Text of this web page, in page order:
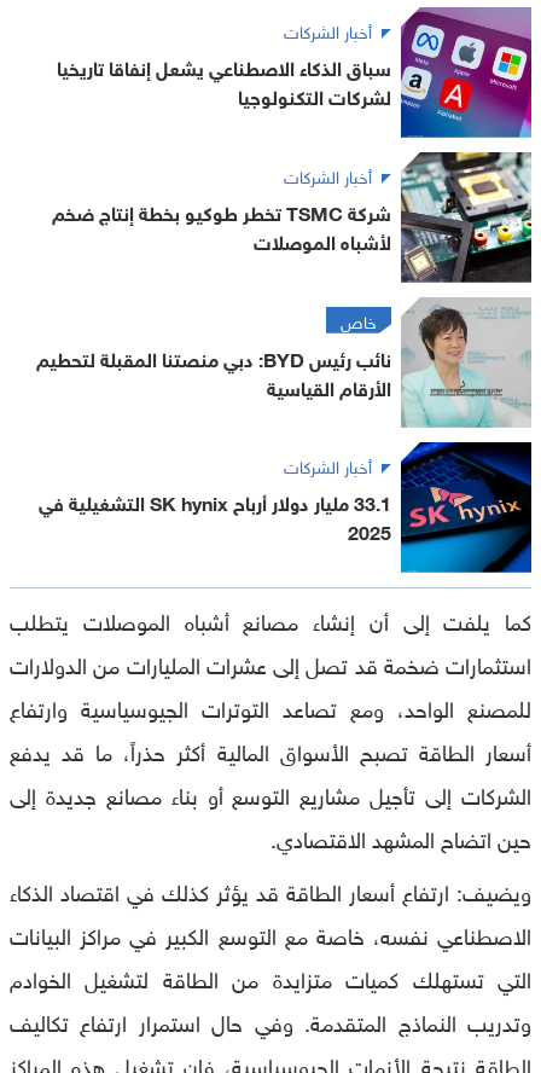
أخبار الشركات
سباق الذكاء الاصطناعي يشعل إنفاقا تاريخيا
لشركات التكنولوجيا
أخبار الشركات
شركة TSMC تخطر طوكيو بخطة إنتاج ضخم
لأشباه الموصلات
خاص
نائب رئيس BYD: دبي منصتنا المقبلة لتحطيم
الأرقام القياسية
أخبار الشركات
33.1 مليار دولار أرباح SK hynix التشغيلية في
2025
كما يلفت إلى أن إنشاء مصانع أشباه الموصلات يتطلب
استثمارات ضخمة قد تصل إلى عشرات المليارات من الدولارات
للمصنع الواحد، ومع تصاعد التوترات الجيوسياسية وارتفاع
أسعار الطاقة تصبح الأسواق المالية أكثر حذراً، ما قد يدفع
الشركات إلى تأجيل مشاريع التوسع أو بناء مصانع جديدة إلى
حين اتضاح المشهد الاقتصادي.
ويضيف: ارتفاع أسعار الطاقة قد يؤثر كذلك في اقتصاد الذكاء
الاصطناعي نفسه، خاصة مع التوسع الكبير في مراكز البيانات
التي تستهلك كميات متزايدة من الطاقة لتشغيل الخوادم
وتدريب النماذج المتقدمة. وفي حال استمرار ارتفاع تكاليف
الطاقة نتيجة الأزمات الجيوسياسية، فإن تشغيل هذه المراكز